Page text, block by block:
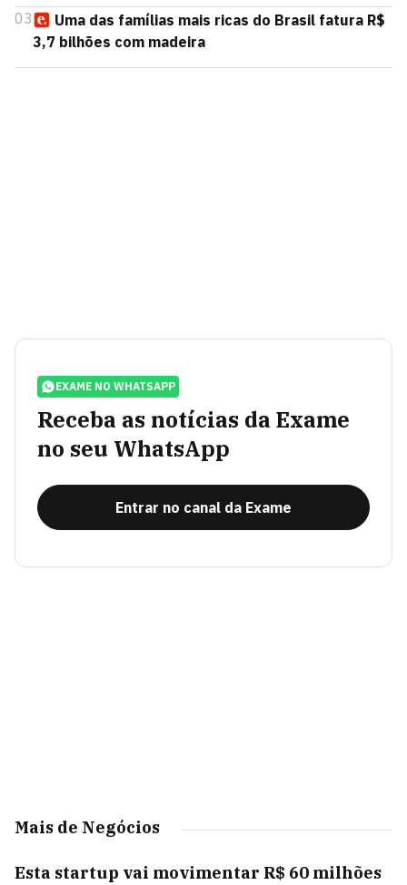
03
Uma das famílias mais ricas do Brasil fatura R$
3,7 bilhões com madeira
EXAME NO WHATSAPP
Receba as notícias da Exame
no seu WhatsApp
Entrar no canal da Exame
Mais de Negócios
Esta startup vai movimentar R$ 60 milhões